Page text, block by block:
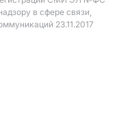
в сфере связи,
23.11.2017